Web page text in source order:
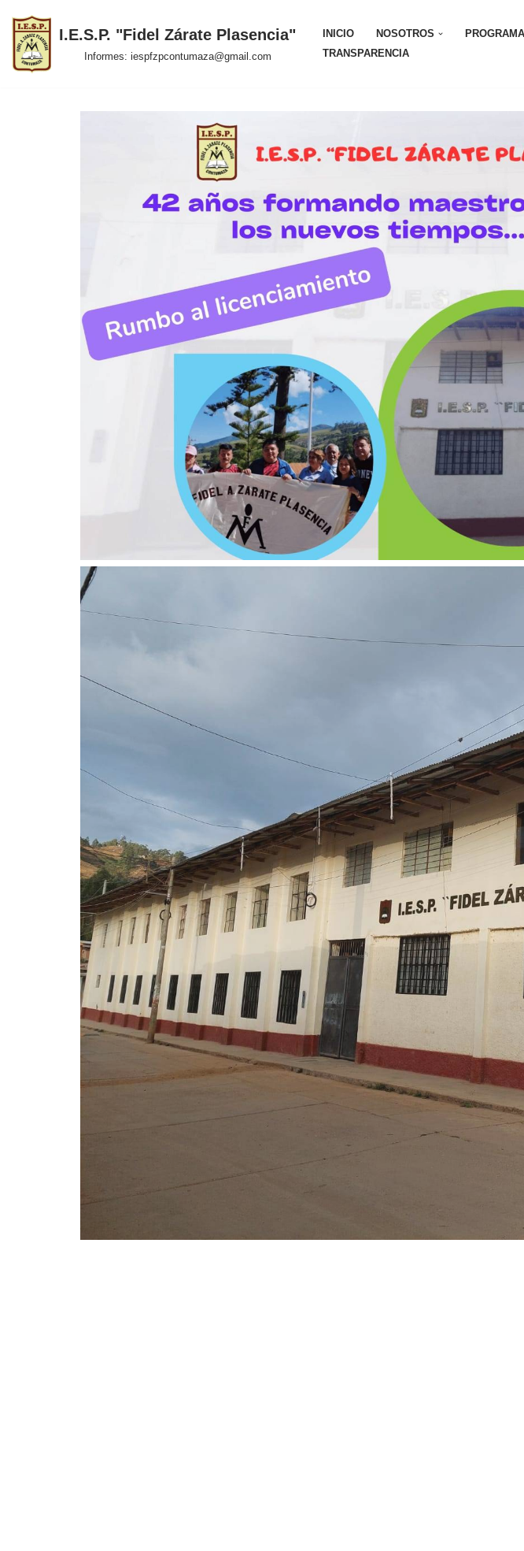
Saltar
al
I.E.S.P. "Fidel Zárate Plasencia"
Informes: iespfzpcontumaza@gmail.com
INICIO NOSOTROS
TRANSPARENCIA